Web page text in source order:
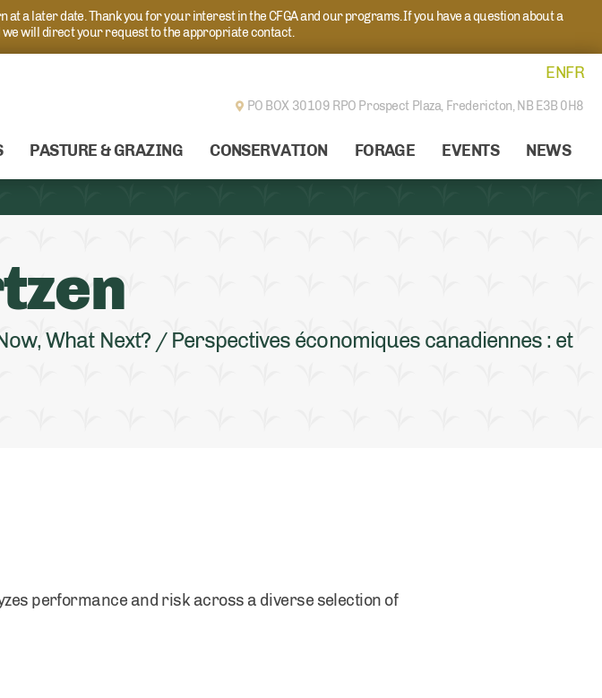
a later date. Thank you for your interest in the CFGA and our programs. If you have a question about a
will direct your request to the appropriate contact.
ENFR
PO BOX 30109 RPO Prospect Plaza, Fredericton, NB E3B 0H8
PASTURE & GRAZING CONSERVATION FORAGE EVENTS NEWS
What Next? / Perspectives économiques canadiennes : et
performance and risk across a diverse selection of